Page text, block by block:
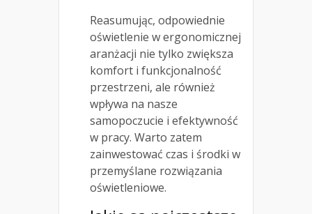
Reasumując, odpowiednie
oświetlenie w ergonomicznej
aranżacji nie tylko zwiększa
komfort i funkcjonalność
przestrzeni, ale również
wpływa na nasze
samopoczucie i efektywność
w pracy. Warto zatem
zainwestować czas i środki w
przemyślane rozwiązania
oświetleniowe.